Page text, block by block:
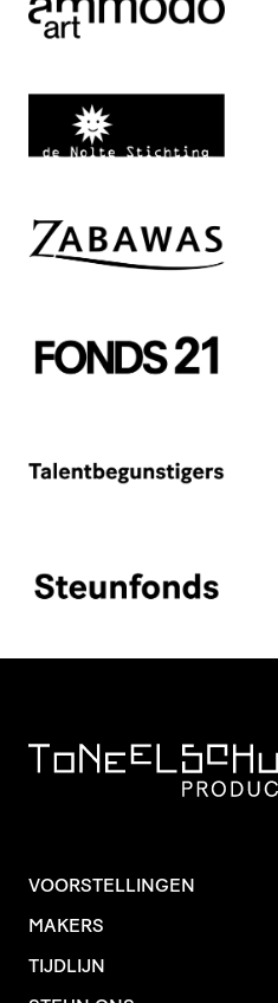
VOORSTELLINGEN
MAKERS
TIJDLIJN